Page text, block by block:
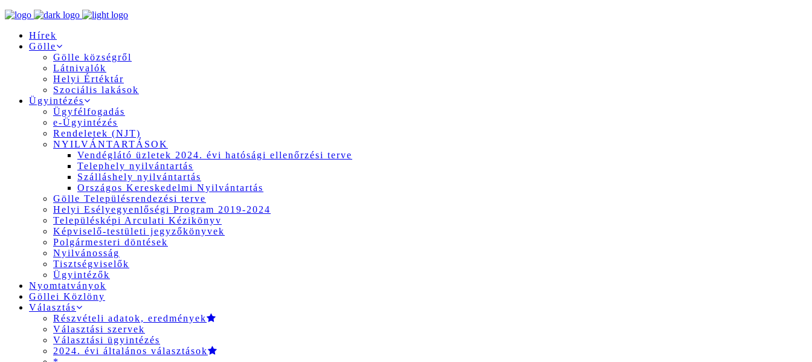
Hírek
Gölle
Gölle községről
Látnivalók
Helyi Értéktár
Szociális lakások
Ügyintézés
Ügyfélfogadás
e-Ügyintézés
Rendeletek (NJT)
NYILVÁNTARTÁSOK
Vendéglátó üzletek 2024. évi hatósági ellenőrzési terve
Telephely nyilvántartás
Szálláshely nyilvántartás
Országos Kereskedelmi Nyilvántartás
Gölle Településrendezési terve
Helyi Esélyegyenlőségi Program 2019-2024
Településképi Arculati Kézikönyv
Képviselő-testületi jegyzőkönyvek
Polgármesteri döntések
Nyilvánosság
Tisztségviselők
Ügyintézők
Nyomtatványok
Göllei Közlöny
Választás
Részvételi adatok, eredmények
Választási szervek
Választási ügyintézés
2024. évi általános választások